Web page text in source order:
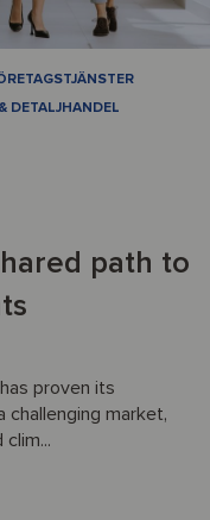
DETALJHANDEL
path to
proven its
challenging market,